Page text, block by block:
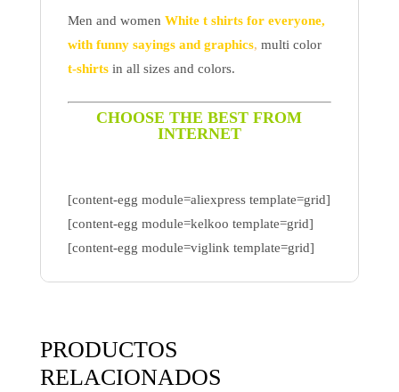
Men and women White t shirts for everyone,
with funny sayings and graphics, multi color
t-shirtsin all sizes and colors.
CHOOSE THE BEST FROM
INTERNET
[content-egg module=aliexpress template=grid]
[content-egg module=kelkoo template=grid]
[content-egg module=viglink template=grid]
PRODUCTOS
RELACIONADOS